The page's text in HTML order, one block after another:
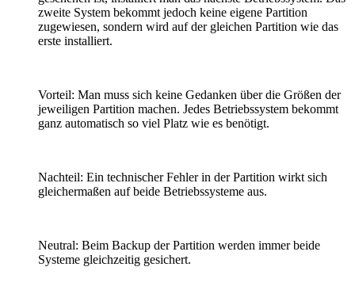
zweite System bekommt jedoch keine eigene Partition
zugewiesen, sondern wird auf der gleichen Partition wie das
erste installiert.
Vorteil: Man muss sich keine Gedanken über die Größen der
jeweiligen Partition machen. Jedes Betriebssystem bekommt
ganz automatisch so viel Platz wie es benötigt.
Nachteil: Ein technischer Fehler in der Partition wirkt sich
gleichermaßen auf beide Betriebssysteme aus.
Neutral: Beim Backup der Partition werden immer beide
Systeme gleichzeitig gesichert.